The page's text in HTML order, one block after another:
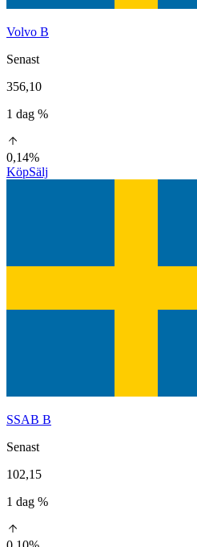
Volvo B
Senast
356,10
1 dag %
0,14%
KöpSälj
SSAB B
Senast
102,15
1 dag %